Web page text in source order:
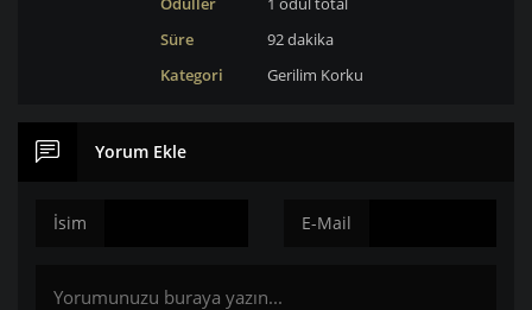
Süre
92 dakika
Kategori
Gerilim Korku
Yorum Ekle
İsim E-Mail